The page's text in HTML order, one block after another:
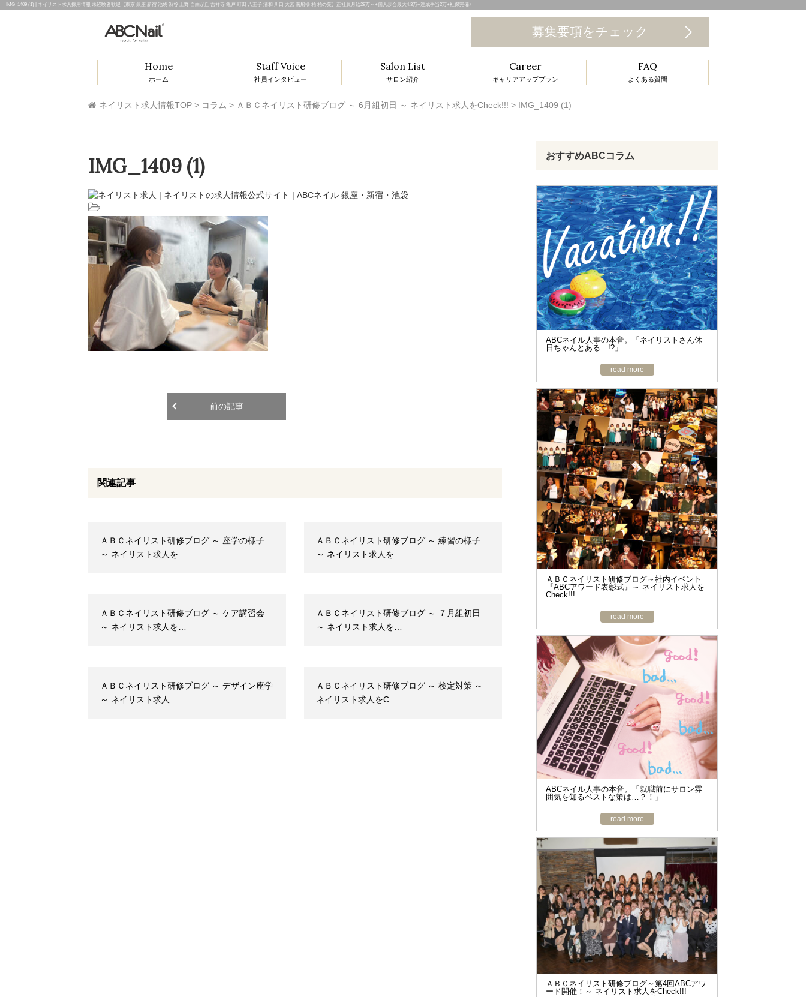
IMG_1409 (1) | ネイリスト求人採用情報 未経験者歓迎【東京 銀座 新宿 池袋 渋谷 上野 自由が丘 吉祥寺 亀戸 町田 八王子 浦和 川口 大宮 南船橋 柏 柏の葉】正社員月給28万～+個人歩合最大4.3万+達成手当2万+社保完備♪
T
o
g
g
l
g
a
o
n
募集要項をチェック
Home
ホーム
Staff Voice
社員インタビュー
Salon List
サロン紹介
Career
キャリアアッププラン
FAQ
よくある質問
ネイリスト求人情報TOP > コラム > ＡＢＣネイリスト研修ブログ ～ 6月組初日 ～ ネイリスト求人をCheck!!! > IMG_1409 (1)
IMG_1409 (1)
前の記事
関連記事
ＡＢＣネイリスト研修ブログ ～ 座学の様子
～ ネイリスト求人を…
ＡＢＣネイリスト研修ブログ ～ 練習の様子
～ ネイリスト求人を…
ＡＢＣネイリスト研修ブログ ～ ケア講習会
～ ネイリスト求人を…
ＡＢＣネイリスト研修ブログ ～ ７月組初日
～ ネイリスト求人を…
ＡＢＣネイリスト研修ブログ ～ デザイン座学
～ ネイリスト求人…
ＡＢＣネイリスト研修ブログ ～ 検定対策 ～
ネイリスト求人をC…
おすすめABCコラム
ABCネイル人事の本音。「ネイリストさん休
日ちゃんとある…!?」
read more
ＡＢＣネイリスト研修ブログ～社内イベント
『ABCアワード表彰式』～ ネイリスト求人を
Check!!!
read more
ABCネイル人事の本音。「就職前にサロン雰
囲気を知るベストな策は…？！」
read more
ＡＢＣネイリスト研修ブログ～第4回ABCアワ
ード開催！～ ネイリスト求人をCheck!!!